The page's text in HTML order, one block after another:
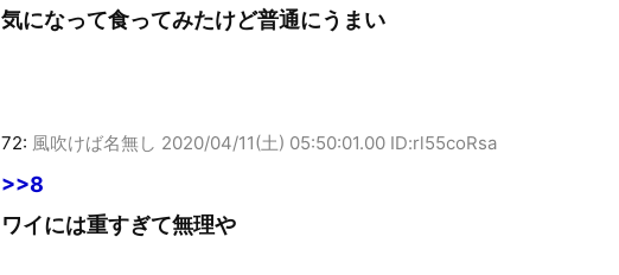
気になって食ってみたけど普通にうまい
72: 風吹けば名無し 2020/04/11(土) 05:50:01.00 ID:rl55coRsa
>>8
ワイには重すぎて無理や